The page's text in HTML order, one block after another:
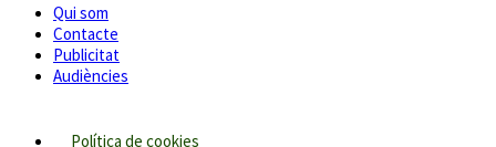
Qui som
Contacte
Publicitat
Audiències
Política de cookies